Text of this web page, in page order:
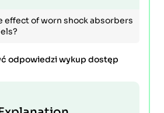
effect of worn shock absorbers
odpowiedzi wykup dostęp